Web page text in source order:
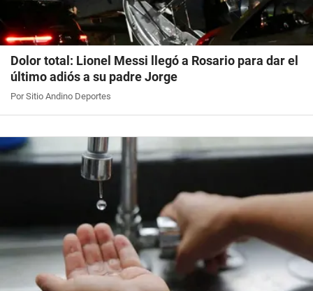
Dolor total: Lionel Messi llegó a Rosario para dar el
último adiós a su padre Jorge
Por Sitio Andino Deportes